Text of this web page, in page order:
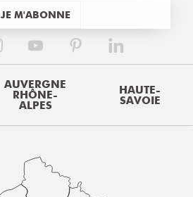
JE M'ABONNE
AUVERGNE
RHÔNE-
ALPES
HAUTE-
SAVOIE